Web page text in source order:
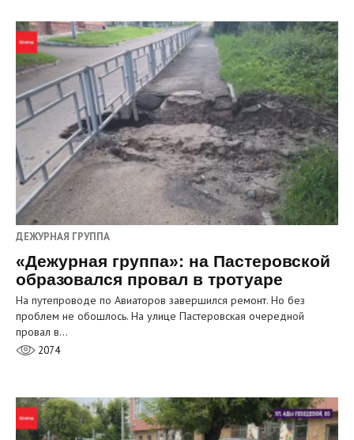
ДЕЖУРНАЯ ГРУППА
«Дежурная группа»: на Пастеровской
образовался провал в тротуаре
На путепроводе по Авиаторов завершился ремонт. Но без
проблем не обошлось. На улице Пастеровская очередной
провал в…
2074